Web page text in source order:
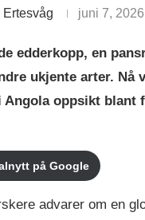
juni 7, 2026
edderkopp, en
ukjente arter. Nå
Angola oppsikt blant
på Google
advarer om en